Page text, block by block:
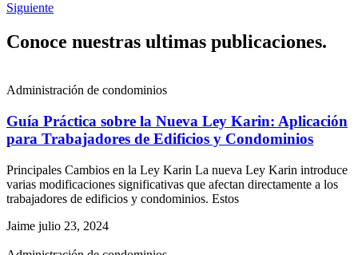
Siguiente
Conoce nuestras ultimas publicaciones.
Administración de condominios
Guía Práctica sobre la Nueva Ley Karin: Aplicación
para Trabajadores de Edificios y Condominios
Principales Cambios en la Ley Karin La nueva Ley Karin introduce
varias modificaciones significativas que afectan directamente a los
trabajadores de edificios y condominios. Estos
Jaime julio 23, 2024